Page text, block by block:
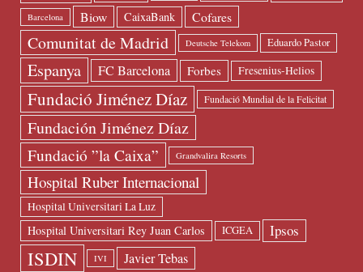
Barcelona Biow CaixaBank Cofares
Comunitat de Madrid Deutsche Telekom Eduardo Pastor
Espanya FC Barcelona Forbes Fresenius-Helios
Fundació Jiménez Díaz Fundació Mundial de la Felicitat
Fundación Jiménez Díaz
Fundació ”la Caixa” Grandvalira Resorts
Hospital Ruber Internacional
Hospital Universitari La Luz
Hospital Universitari Rey Juan Carlos ICGEA Ipsos
ISDIN IVI Javier Tebas